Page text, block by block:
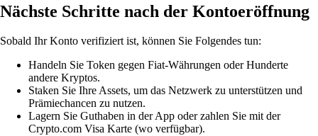
Nächste Schritte nach der Kontoeröffnung
Sobald Ihr Konto verifiziert ist, können Sie Folgendes tun:
Handeln Sie Token gegen Fiat-Währungen oder Hunderte
andere Kryptos.
Staken Sie Ihre Assets, um das Netzwerk zu unterstützen und
Prämiechancen zu nutzen.
Lagern Sie Guthaben in der App oder zahlen Sie mit der
Crypto.com Visa Karte (wo verfügbar).